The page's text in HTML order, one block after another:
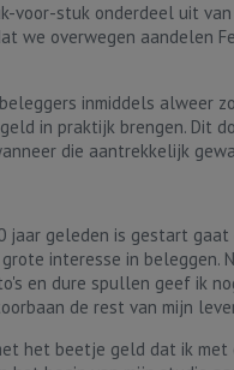
voor-stuk onderdeel uit
we overwegen aandelen
inmiddels alweer
in praktijk brengen. Dit
die aantrekkelijk
jaar geleden is gestart
interesse in beleggen.
en dure spullen geef ik
de rest van mijn
het beetje geld dat ik